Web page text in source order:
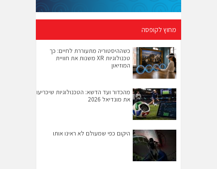
מחוץ לקופסה
כשההיסטוריה מתעוררת לחיים: כך
טכנולוגיות XR משנות את חוויית
המוזיאון
מהכדור ועד הדשא: הטכנולוגיות שיכריעו
את מונדיאל 2026
היקום כפי שמעולם לא ראינו אותו